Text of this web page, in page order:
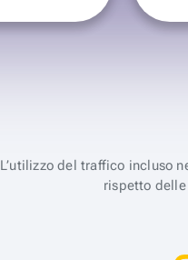
L’utilizzo del traffico incluso
rispetto